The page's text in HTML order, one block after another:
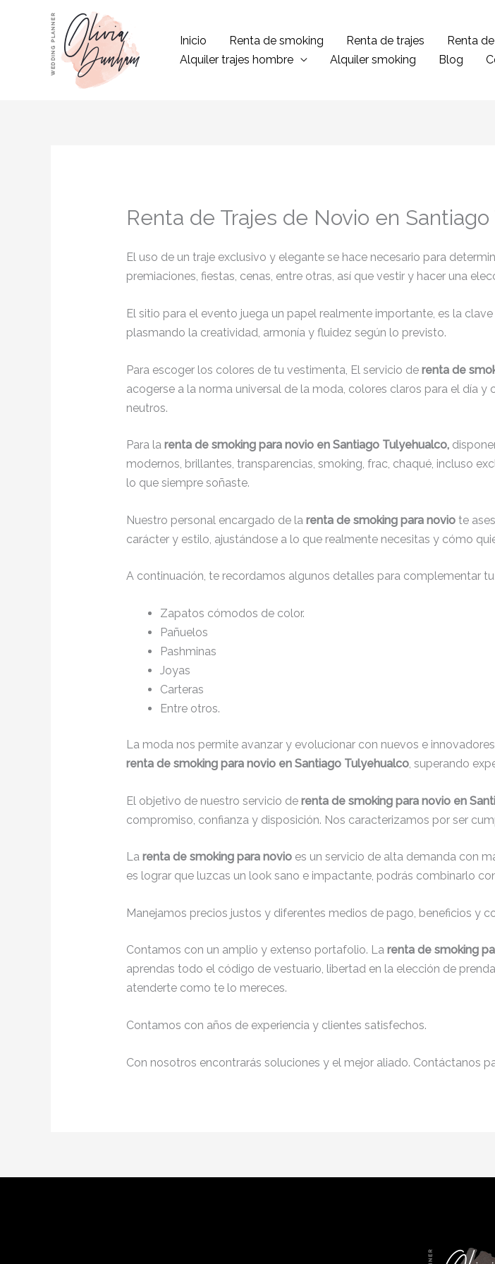
contenido
Inicio Renta de smoking Renta de trajes Renta
Alquiler trajes hombre
Alquiler smoking Blog
Renta de Trajes de Novio en
El uso de un traje exclusivo y elegante se hace necesario para
premiaciones, fiestas, cenas, entre otras, así que vestir y hacer una
El sitio para el evento juega un papel realmente importante, es la
plasmando la creatividad, armonía y fluidez según lo previsto.
Para escoger los colores de tu vestimenta, El servicio de renta de
acogerse a la norma universal de la moda, colores claros para el día
neutros.
Para la renta de smoking para novio en Santiago Tulyehualco,
modernos, brillantes, transparencias, smoking, frac, chaqué, incluso
lo que siempre soñaste.
Nuestro personal encargado de la renta de smoking para noviote
carácter y estilo, ajustándose a lo que realmente necesitas y cómo
A continuación, te recordamos algunos detalles para complementar
Zapatos cómodos de color.
Pañuelos
Pashminas
Joyas
Carteras
Entre otros.
La moda nos permite avanzar y evolucionar con nuevos e
renta de smoking para novio en Santiago Tulyehualco, superando
El objetivo de nuestro servicio de renta de smoking para novio en
compromiso, confianza y disposición. Nos caracterizamos por ser
La renta de smoking para novio es un servicio de alta demanda con
es lograr que luzcas un look sano e impactante, podrás combinarlo
Manejamos precios justos y diferentes medios de pago, beneficios y
Contamos con un amplio y extenso portafolio. La renta de smoking
aprendas todo el código de vestuario, libertad en la elección de
atenderte como te lo mereces.
Contamos con años de experiencia y clientes satisfechos.
Con nosotros encontrarás soluciones y el mejor aliado. Contáctanos